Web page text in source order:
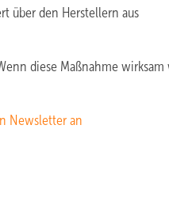
über den Herstellern aus
diese Maßnahme
Newsletter an